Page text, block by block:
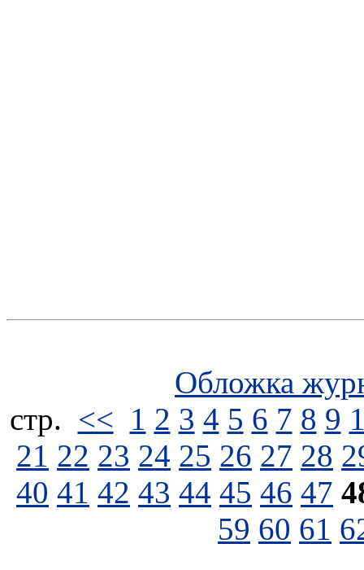
Обложка
стp. << 1 2 3 4 5 6 7 8 9
21 22 23 24 25 26 27 28
40 41 42 43 44 45 46 47
59 60 61